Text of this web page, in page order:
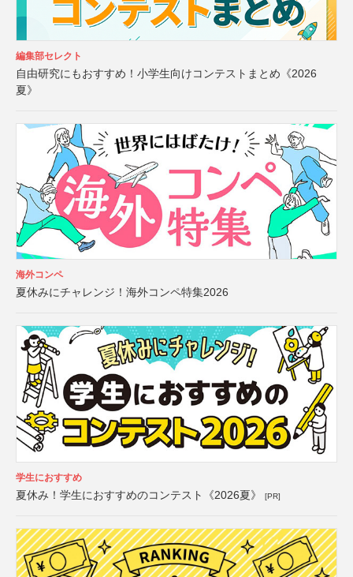
編集部セレクト
自由研究にもおすすめ！小学生向けコンテストまとめ《2026
夏》
海外コンペ
夏休みにチャレンジ！海外コンペ特集2026
学生におすすめ
夏休み！学生におすすめのコンテスト《2026夏》 [PR]